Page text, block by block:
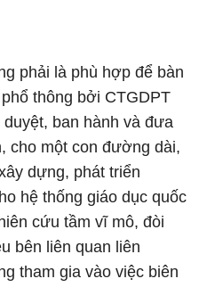
phải là phù hợp để bàn
thông bởi CTGDPT
ban hành và đưa
cho một con đường dài,
dựng, phát triển
hệ thống giáo dục quốc
cứu tầm vĩ mô, đòi
bên liên quan liên
tham gia vào việc biên